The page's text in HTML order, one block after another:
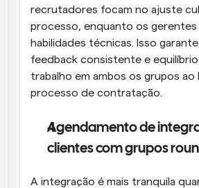
recrutadores focam no ajuste
processo, enquanto os gerentes
habilidades técnicas. Isso
feedback consistente e
trabalho em ambos os grupos ao
processo de contratação.
Agendamento de
clientes com grupos
A integração é mais tranquila